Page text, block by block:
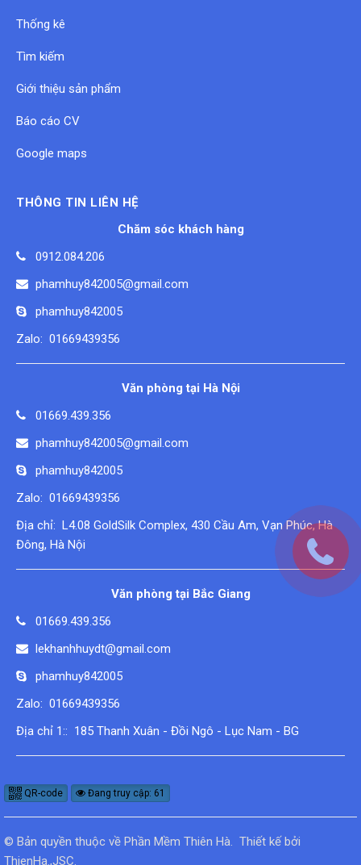
Thống kê
Tìm kiếm
Giới thiệu sản phẩm
Báo cáo CV
Google maps
THÔNG TIN LIÊN HỆ
Chăm sóc khách hàng
0912.084.206
phamhuy842005@gmail.com
phamhuy842005
Zalo: 01669439356
Văn phòng tại Hà Nội
01669.439.356
phamhuy842005@gmail.com
phamhuy842005
Zalo: 01669439356
Địa chỉ: L4.08 GoldSilk Complex, 430 Cầu Am, Vạn Phúc, Hà
Đông, Hà Nội
Văn phòng tại Bắc Giang
01669.439.356
lekhanhhuydt@gmail.com
phamhuy842005
Zalo: 01669439356
Địa chỉ 1:: 185 Thanh Xuân - Đồi Ngô - Lục Nam - BG
QR-code Đang truy cập: 61
© Bản quyền thuộc về Phần Mềm Thiên Hà. Thiết kế bởi
ThienHa.,JSC.